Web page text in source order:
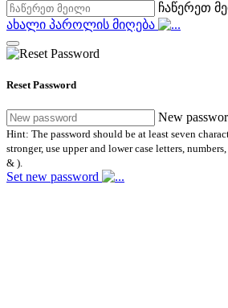
ჩაწერეთ
ახალი პაროლის მიღება
Reset Password
New
Hint: The password should be at least seven
stronger, use upper and lower case letters,
& ).
Set new password